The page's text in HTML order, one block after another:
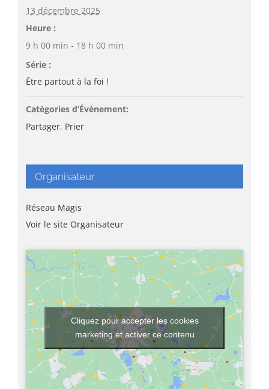
13 décembre 2025
Heure :
9 h 00 min - 18 h 00 min
Série :
Être partout à la foi !
Catégories d’Évènement:
Partager, Prier
Organisateur
Réseau Magis
Voir le site Organisateur
Cliquez pour accepter les cookies
marketing et activer ce contenu